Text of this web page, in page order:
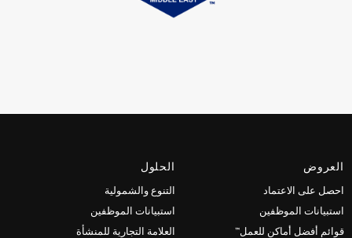
العروض
احصل على الاعتماد
استبيانات الموظفين
قوائم أفضل أماكن للعمل™
الحلول
التنوع والشمولية
استبيانات الموظفين
العلامة التجارية للمنشأة